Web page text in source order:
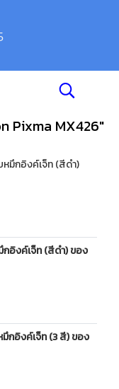
Pixma MX426"
มึกอิงค์เจ็ท (สีดำ)
อิงค์เจ็ท (สีดำ) ของ
กอิงค์เจ็ท (3 สี) ของ